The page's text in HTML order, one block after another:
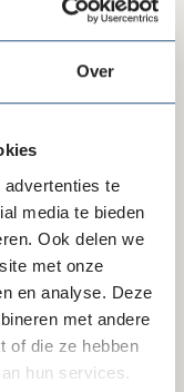
Over
te
media te bieden
Ook delen we
met onze
en analyse. Deze
met andere
of die ze hebben
hun services.